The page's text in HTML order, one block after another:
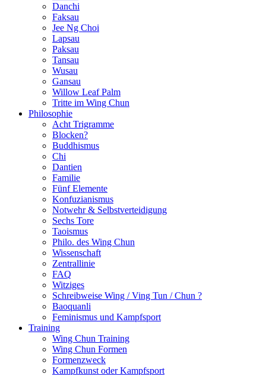
Danchi
Faksau
Jee Ng Choi
Lapsau
Paksau
Tansau
Wusau
Gansau
Willow Leaf Palm
Tritte im Wing Chun
Philosophie
Acht Trigramme
Blocken?
Buddhismus
Chi
Dantien
Familie
Fünf Elemente
Konfuzianismus
Notwehr & Selbstverteidigung
Sechs Tore
Taoismus
Philo. des Wing Chun
Wissenschaft
Zentrallinie
FAQ
Witziges
Schreibweise Wing / Ving Tun / Chun ?
Baoquanli
Feminismus und Kampfsport
Training
Wing Chun Training
Wing Chun Formen
Formenzweck
Kampfkunst oder Kampfsport